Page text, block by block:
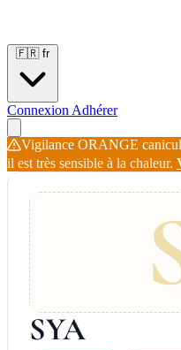
🇫🇷 fr
Connexion Adhérer
Vigilance ORANGE
il est très sensible à la chaleur.
SYA